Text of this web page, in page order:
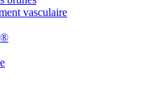
vasculaire